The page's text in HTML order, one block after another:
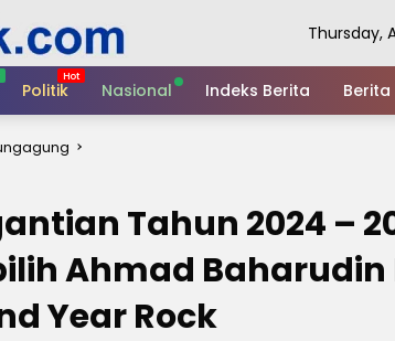
Thursday,
Politik Nasional Indeks Berita Berita
Tahun 2024 –
Ahmad Baharudin
Year Rock